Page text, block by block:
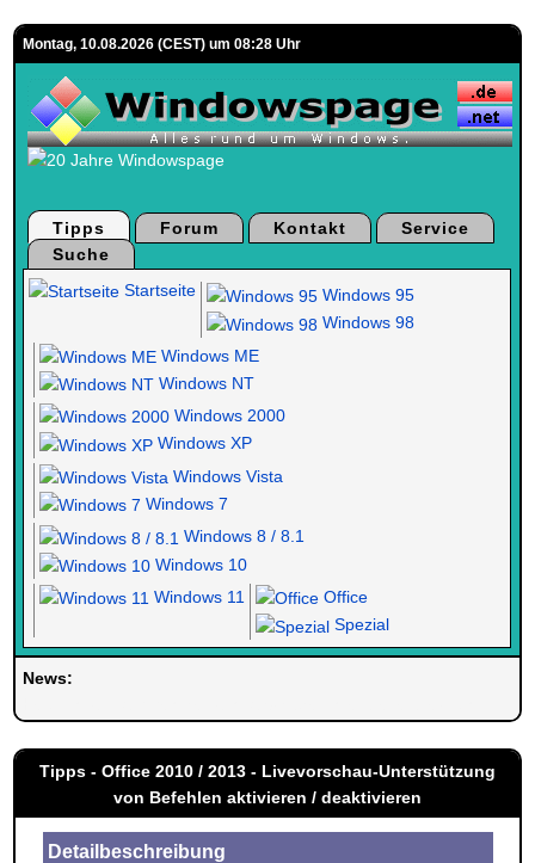
Montag, 10.08.2026 (CEST) um 08:28 Uhr
Tipps Forum Kontakt
Service
Suche
Startseite
Windows 95
Windows 98
Windows ME
Windows NT
Windows 2000
Windows XP
Windows Vista
Windows 7
Windows 8 / 8.1
Windows 10
Windows 11
Office
Spezial
News:
Tipps - Office 2010 / 2013 - Livevorschau-Unterstützung
von Befehlen aktivieren / deaktivieren
Detailbeschreibung